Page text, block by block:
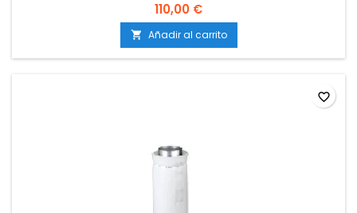
110,00 €
 Añadir al carrito
favorite_border